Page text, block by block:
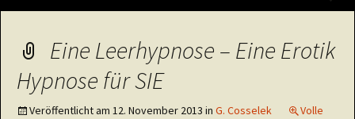
Eine Leerhypnose – Eine Erotik
Hypnose für SIE
Veröffentlicht am 12. November 2013 in G. Cosselek
Volle